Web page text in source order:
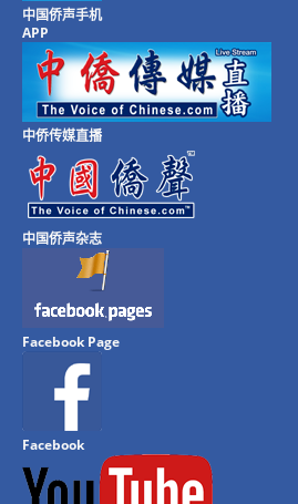
中国侨声手机
APP
中侨传媒直播
中国侨声杂志
Facebook Page
Facebook